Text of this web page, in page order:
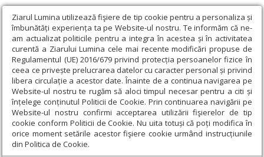
Ziarul Lumina utilizează fişiere de tip cookie pentru a personaliza și
îmbunătăți experiența ta pe Website-ul nostru. Te informăm că ne-
am actualizat politicile pentru a integra în acestea și în activitatea
curentă a Ziarului Lumina cele mai recente modificări propuse de
Regulamentul (UE) 2016/679 privind protecția persoanelor fizice în
ceea ce privește prelucrarea datelor cu caracter personal și privind
libera circulație a acestor date. Înainte de a continua navigarea pe
Website-ul nostru te rugăm să aloci timpul necesar pentru a citi și
înțelege conținutul Politicii de Cookie. Prin continuarea navigării pe
Website-ul nostru confirmi acceptarea utilizării fişierelor de tip
cookie conform Politicii de Cookie. Nu uita totuși că poți modifica în
orice moment setările acestor fişiere cookie urmând instrucțiunile
din Politica de Cookie.
Ziarul Lumina › Actualitate religioasă › Diaspora › Slujire
arhierească de Anul Nou la Catedrala Episcopală din Giula, Ungaria
Slujire arhierească de Anul Nou la
Catedrala Episcopală din Giula, Ungaria